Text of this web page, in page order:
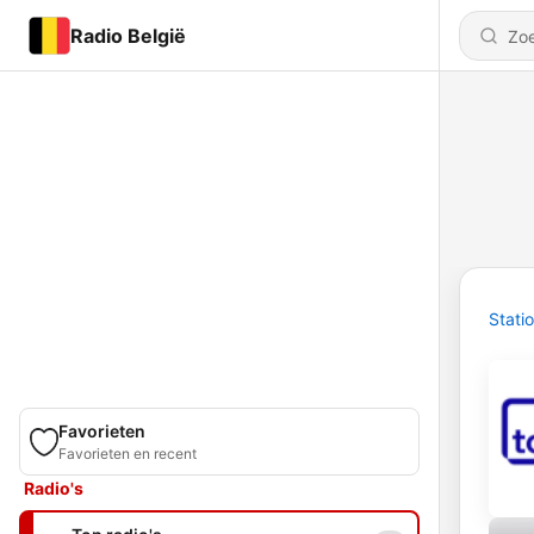
Radio België
Favorieten
Favorieten en recent
Radio's